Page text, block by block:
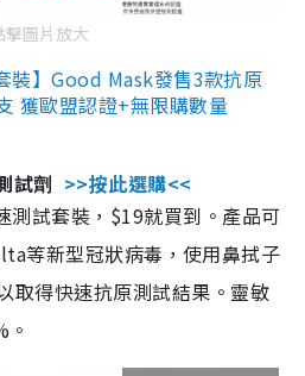
擊圖片放大
裝】Good Mask發售3款抗原
獲歐盟認證+無限購數量
試劑 >>按此選購<<
測試套裝，$19就買到。產品可
等新型冠狀病毒，使用鼻拭子
取得快速抗原測試結果。靈敏